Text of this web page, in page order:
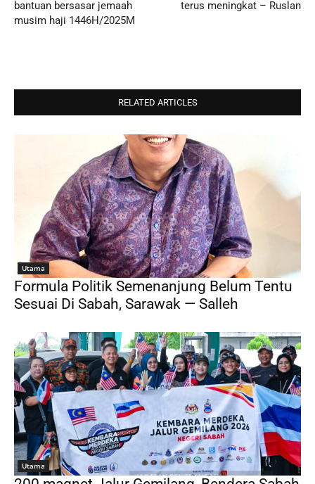
bantuan bersasar jemaah
musim haji 1446H/2025M
terus meningkat – Ruslan
RELATED ARTICLES
Utama
Formula Politik Semenanjung Belum Tentu
Sesuai Di Sabah, Sarawak — Salleh
Utama